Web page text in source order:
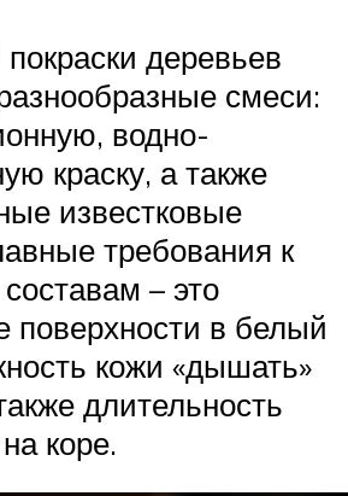
деревьев
смеси:
водно-
краску, а также
известковые
требования к
– это
поверхности в белый
кожи «дышать»
длительность
коре.